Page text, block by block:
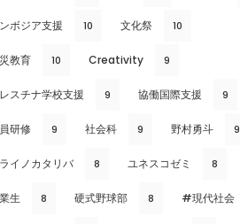
ボジア支援 10 文化祭 10
教育 10 Creativity 9
スチナ学校支援 9 協働国際支援 9
研修 9 社会科 9 野村勇斗 9
イノカタリバ 8 ユネスコゼミ 8
生 8 硬式野球部 8 #現代社会